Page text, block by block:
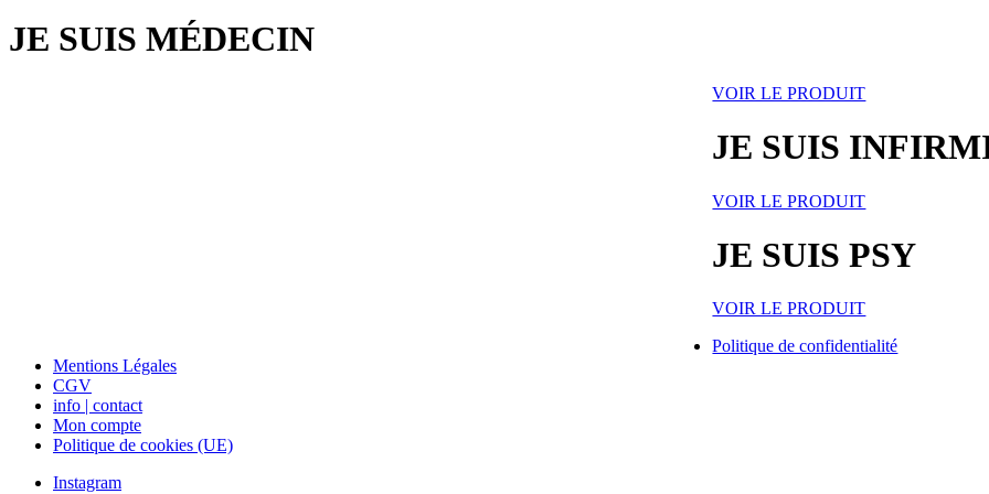
JE SUIS MÉDECIN
VOIR LE PRODUIT
JE SUIS
VOIR LE PRODUIT
JE SUIS PSY
VOIR LE PRODUIT
Politique de confidentialité
Mentions Légales
CGV
info | contact
Mon compte
Politique de cookies (UE)
Instagram